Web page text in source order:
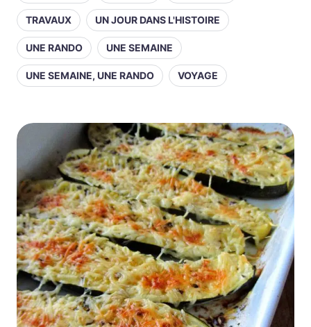
TRAVAUX UN JOUR DANS L'HISTOIRE
UNE RANDO UNE SEMAINE
UNE SEMAINE, UNE RANDO VOYAGE